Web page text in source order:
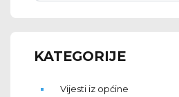
KATEGORIJE
Vijesti iz općine